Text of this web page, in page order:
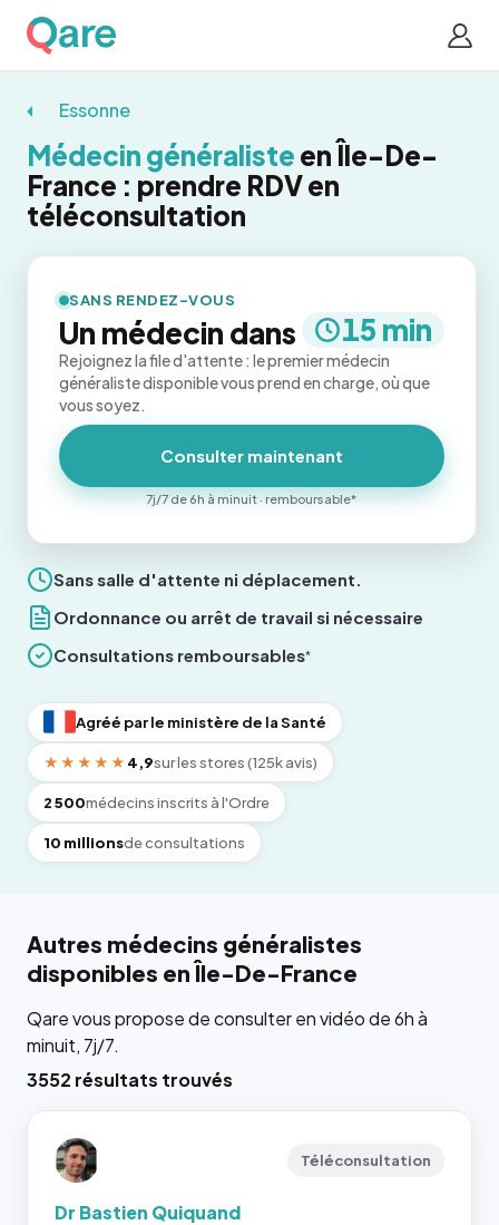
Essonne
Médecin généraliste en Île-De-
France : prendre RDV en
téléconsultation
Sans salle d'attente ni déplacement.
Ordonnance ou arrêt de travail si nécessaire
Consultations remboursables*
Agréé par le ministère de la Santé
★★★★★ 4,9sur les stores (125k avis)
2 500médecins inscrits à l'Ordre
10 millionsde consultations
SANS RENDEZ-VOUS
Un médecin dans 15 min
Rejoignez la file d'attente : le premier médecin
généraliste disponible vous prend en charge, où que
vous soyez.
Consulter maintenant
7j/7 de 6h à minuit · remboursable*
Autres médecins généralistes
disponibles en Île-De-France
Qare vous propose de consulter en vidéo de 6h à
minuit, 7j/7.
3552 résultats trouvés
Téléconsultation
Dr Bastien Quiquand